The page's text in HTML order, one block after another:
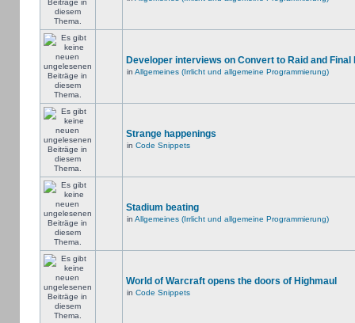
Developer interviews on Convert to Raid and Final
in Allgemeines (Irrlicht und allgemeine Programmierung)
Strange happenings
in Code Snippets
Stadium beating
in Allgemeines (Irrlicht und allgemeine Programmierung)
World of Warcraft opens the doors of Highmaul
in Code Snippets